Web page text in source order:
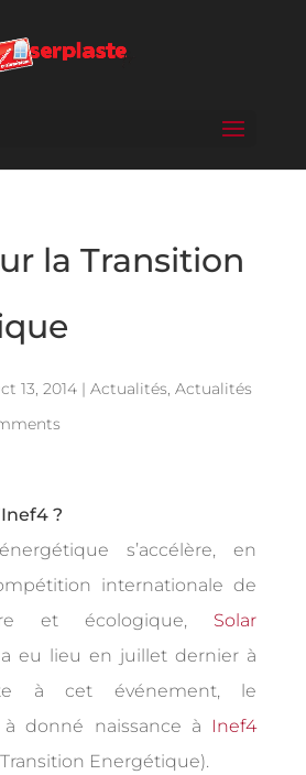
la Transition
13, 2014| Actualités, Actualités
?
s’accélère, en
internationale de
et écologique, Solar
eu lieu en juillet dernier à
à cet événement, le
donné naissance à Inef4
Energétique).